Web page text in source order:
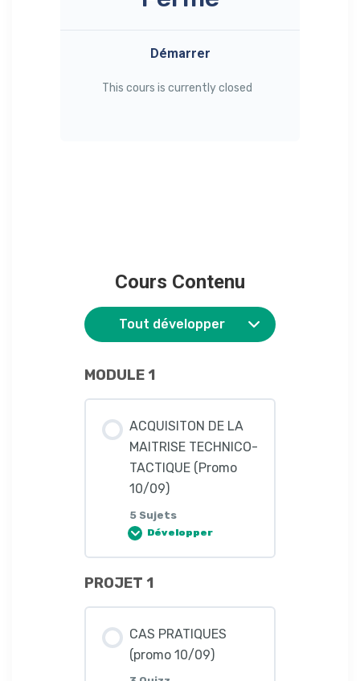
Démarrer
This cours is currently closed
Cours Contenu
Tout développer
MODULE 1
ACQUISITON DE LA
MAITRISE TECHNICO-
TACTIQUE (Promo
10/09)
5 Sujets
Développer
Leçon Contenu
0%
0/5
INTRODUCTION (promo
PROJET 1
CAS PRATIQUES
(promo 10/09)